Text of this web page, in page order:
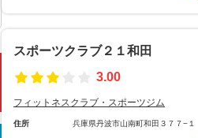
スポーツクラブ２１和田
3.00
フィットネスクラブ・スポーツジム
住所 兵庫県丹波市山南町和田３７７−１